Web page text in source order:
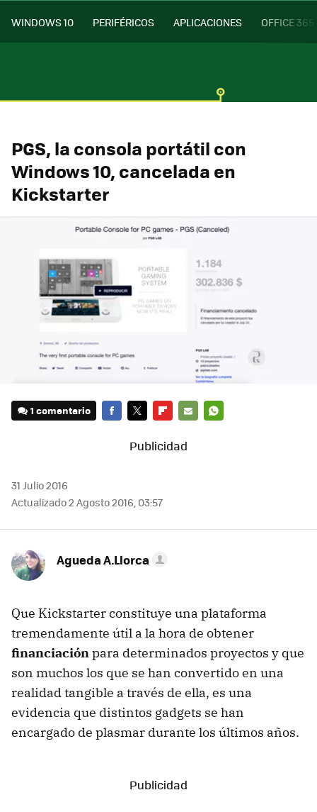
WINDOWS 10 PERIFÉRICOS APLICACIONES OFFICE 365
PGS, la consola portátil con
Windows 10, cancelada en
Kickstarter
1 comentario
MAIL
31 Julio 2016
Actualizado 2 Agosto 2016, 03:57
Agueda A.Llorca
Que Kickstarter constituye una plataforma
tremendamente útil a la hora de obtener
financiaciónpara determinados proyectos y que
son muchos los que se han convertido en una
realidad tangible a través de ella, es una
evidencia que distintos gadgets se han
encargado de plasmar durante los últimos años.